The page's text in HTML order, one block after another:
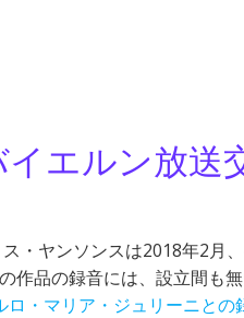
エルン放送
・ヤンソンスは2018年2月
作品の録音には、設立間も
ロ・マリア・ジュリーニとの